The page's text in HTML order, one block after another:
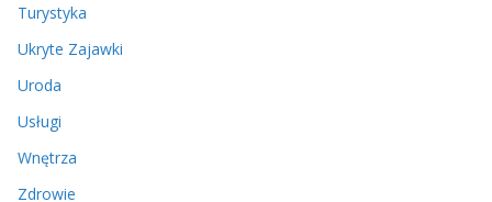
Turystyka
Ukryte Zajawki
Uroda
Usługi
Wnętrza
Zdrowie